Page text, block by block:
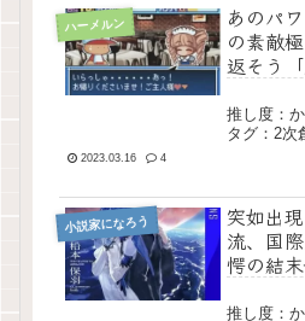
ハーメルン
あのパ
の素敵
返そう
推し度：
タグ：2
2023.03.16 4
小説家になろう
突如出
流、国
愕の結
「銀河
推し度：